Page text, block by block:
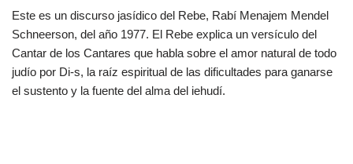
Este es un discurso jasídico del Rebe, Rabí Menajem Mendel
Schneerson, del año 1977. El Rebe explica un versículo del
Cantar de los Cantares que habla sobre el amor natural de todo
judío por Di-s, la raíz espiritual de las dificultades para ganarse
el sustento y la fuente del alma del iehudí.